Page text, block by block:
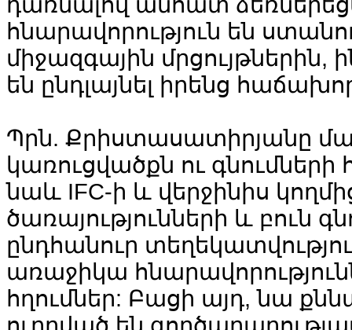
հնարավորություն են
միջազգային մրցույթներին,
են ընդլայնել իրենց
Պրն. Քրիստասատիրյանը
կառուցվածքն ու
նաև IFC-ի և վերջինիս
ծառայությունների և բուն
ընդհանուր
առաջիկա
հղումներ: Բացի այդ, նա